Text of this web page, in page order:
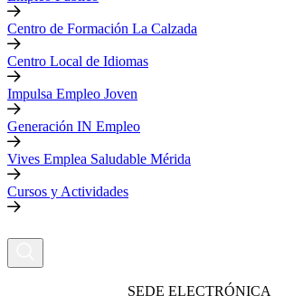
Centro de Formación La Calzada
Centro Local de Idiomas
Impulsa Empleo Joven
Generación IN Empleo
Vives Emplea Saludable Mérida
Cursos y Actividades
SEDE ELECTRÓNICA